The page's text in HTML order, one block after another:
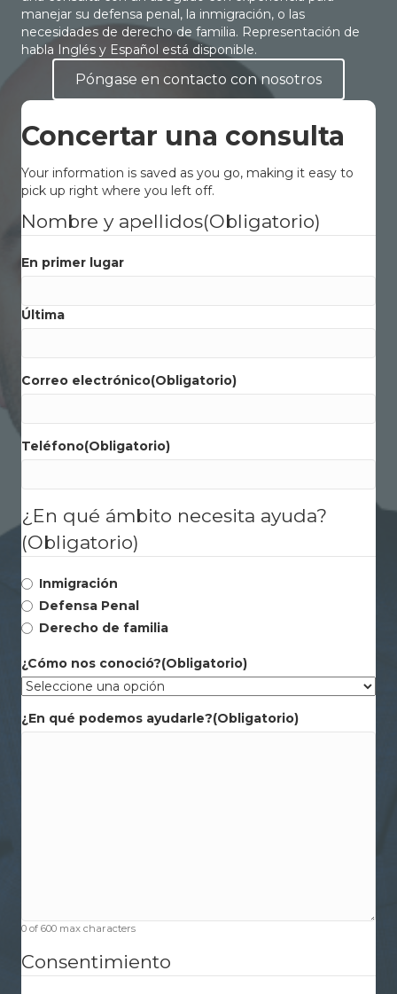
manejar su defensa penal, la inmigración, o las
necesidades de derecho de familia. Representación de
habla Inglés y Español está disponible.
Póngase en contacto con nosotros
Concertar una consulta
Your information is saved as you go, making it easy to
pick up right where you left off.
Nombre y apellidos(Obligatorio)
En primer lugar
Última
Correo electrónico(Obligatorio)
Teléfono(Obligatorio)
¿En qué ámbito necesita ayuda?
(Obligatorio)
Inmigración
Defensa Penal
Derecho de familia
¿Cómo nos conoció?(Obligatorio)
¿En qué podemos ayudarle?(Obligatorio)
0 of 600 max characters
Consentimiento